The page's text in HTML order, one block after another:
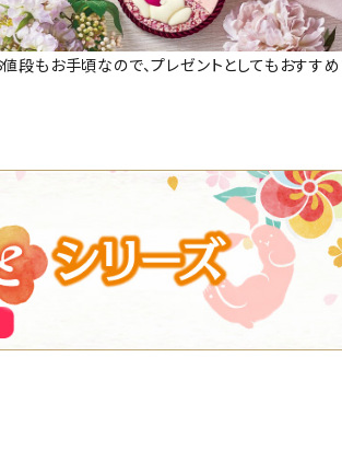
段もお手頃なので、プレゼントとしてもおすす